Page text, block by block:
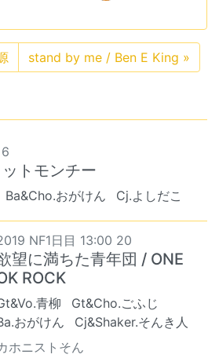
stand by me / Ben E King »
トモンチー
Ba&Cho.おがけん Cj.よしだこ
NF1日目 13:00 20
望に満ちた青年団 / ONE
ROCK
青柳
Gt&Cho.ごふじ
おがけん
Cj&Shaker.そんき人
ホニストそん